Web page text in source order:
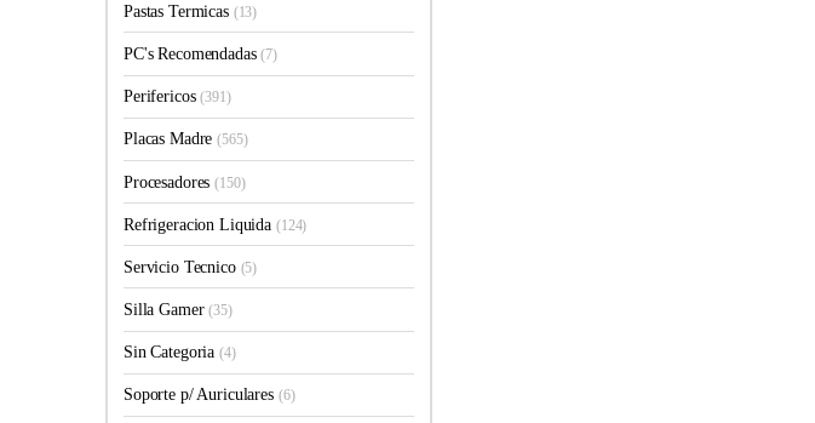
Pastas Termicas (13)
PC's Recomendadas(7)
Perifericos(391)
Placas Madre(565)
Procesadores(150)
Refrigeracion Liquida (124)
Servicio Tecnico (5)
Silla Gamer(35)
Sin Categoria(4)
Soporte p/ Auriculares (6)